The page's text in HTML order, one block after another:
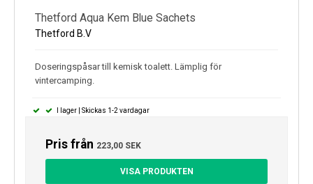
Thetford Aqua Kem Blue Sachets
Thetford B.V
Doseringspåsar till kemisk toalett. Lämplig för
vintercamping.
I lager | Skickas 1-2 vardagar
Pris från 223,00 SEK
VISA PRODUKTEN